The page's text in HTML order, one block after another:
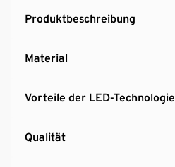
Produktbeschreibung
Material
Vorteile der LED-Technologie
Qualität